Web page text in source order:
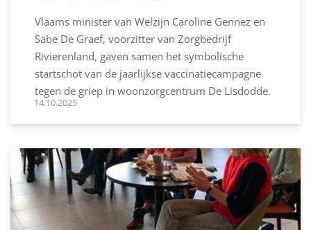
Vlaams minister van Welzijn Caroline Gennez en
Sabe De Graef, voorzitter van Zorgbedrijf
Rivierenland, gaven samen het symbolische
startschot van de jaarlijkse vaccinatiecampagne
tegen de griep in woonzorgcentrum De Lisdodde.
14.10.2025